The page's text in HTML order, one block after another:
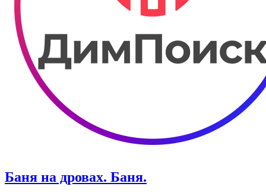
Баня на дровах. Баня.